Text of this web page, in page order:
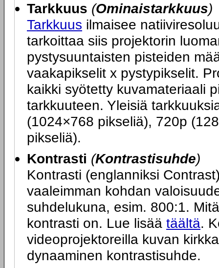
Tarkkuus (Ominaistarkkuus)
Tarkkuus ilmaisee
tarkoittaa siis projektorin
pystysuuntaisten pisteiden
vaakapikselit x pystypikselit.
kaikki syötetty kuvamateriaali
tarkkuuteen. Yleisiä
(1024×768 pikseliä), 720p
pikseliä).
Kontrasti (Kontrastisuhde)
Kontrasti (englanniksi
vaaleimman kohdan
suhdelukuna, esim. 800:1.
kontrasti on. Lue lisää täältä.
videoprojektoreilla kuvan
dynaaminen kontrastisuhde.